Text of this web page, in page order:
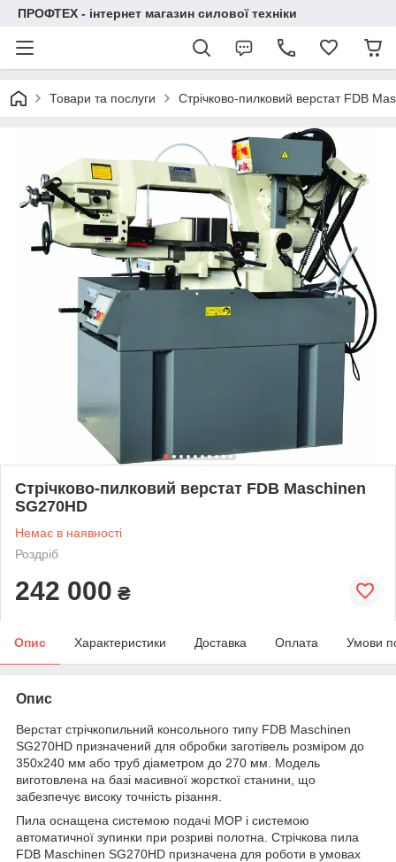
ПРОФТЕХ - інтернет магазин силової техніки
Товари та послуги Стрічково-пилковий верстат FDB
Стрічково-пилковий верстат FDB Maschinen
SG270HD
Немає в наявності
Роздріб
242 000 ₴
Опис Характеристики Доставка Оплата Умови
Опис
Верстат стрічкопильний консольного типу FDB Maschinen
SG270HD призначений для обробки заготівель розміром до
350х240 мм або труб діаметром до 270 мм. Модель
виготовлена на базі масивної жорсткої станини, що
забезпечує високу точність різання.
Пила оснащена системою подачі МОР і системою
автоматичної зупинки при розриві полотна. Стрічкова пила
FDB Maschinen SG270HD призначена для роботи в умовах